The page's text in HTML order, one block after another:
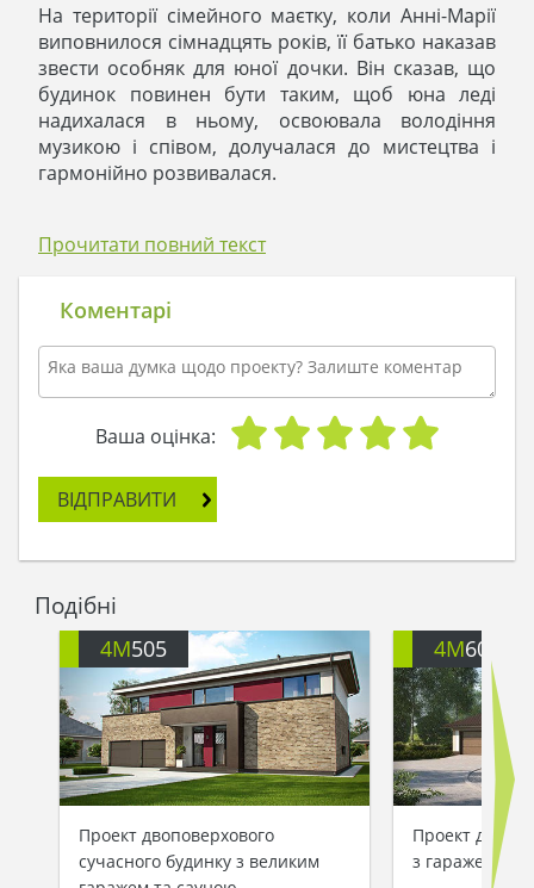
На території сімейного маєтку, коли Анні-Марії
виповнилося сімнадцять років, її батько наказав
звести особняк для юної дочки. Він сказав, що
будинок повинен бути таким, щоб юна леді
надихалася в ньому, освоювала володіння
музикою і співом, долучалася до мистецтва і
гармонійно розвивалася.
зачаровано ходила по кімнатах, не в змозі щось
дивлячись на подарунок батьків, вона змогла
гідно оцінити його. Фасад будинку в світло-
бежевих відтінках нагадував ранній ранок, коли
життя на землі прокидається. А черепиця
кольору швейцарського гіркого шоколаду
контрастувала з квітучими навесні вишнями.
- Благородство - в деталях, - думала Анна-Марія,
дивлячись на балкончик з білосніжними
Влітку будинок виділявся серед зелені саду, а
взимку, коли все ставало білим, його можна
було впізнати здалеку по темному даху. Кожен
раз, наближаючись до парадного входу, Анна-
Марія дивилася на дві колони біля ганку: вони
символізували для неї батьків, які виховали в ній
прихильність до краси й неповторне відчуття
стилю.
Прочитати повний текст
Коментарі
Ваша оцінка:
ВІДПРАВИТИ
Подібні
4M505
Проект двоповерхового
сучасного будинку з великим
4M608G
Проект
з гаражем на